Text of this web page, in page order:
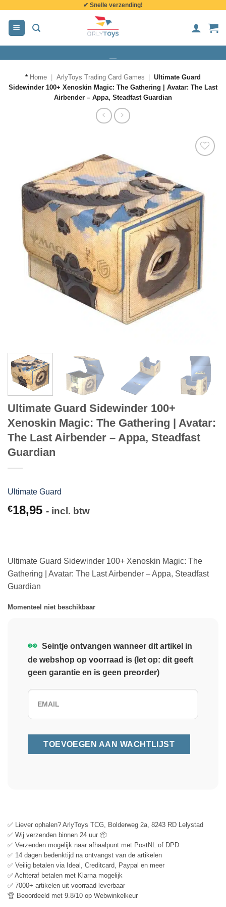
inhoud
✔ Snelle verzending!
* Home ArlyToys Trading Card Games
Ultimate Guard
Sidewinder 100+ Xenoskin Magic: The Gathering | Avatar: The Last
Airbender – Appa, Steadfast Guardian
Ultimate Guard Sidewinder 100+
Xenoskin Magic: The Gathering | Avatar:
The Last Airbender – Appa, Steadfast
Guardian
Ultimate Guard
€18,95 - incl. btw
Ultimate Guard Sidewinder 100+ Xenoskin Magic: The
Gathering | Avatar: The Last Airbender – Appa, Steadfast
Guardian
Momenteel niet beschikbaar
👀 Seintje ontvangen wanneer dit artikel in
de webshop op voorraad is (let op: dit geeft
geen garantie en is geen preorder)
✅ Liever ophalen? ArlyToys TCG, Bolderweg 2a, 8243 RD Lelystad
✅ Wij verzenden binnen 24 uur 📦
✅ Verzenden mogelijk naar afhaalpunt met PostNL of DPD
✅ 14 dagen bedenktijd na ontvangst van de artikelen
✅ Veilig betalen via Ideal, Creditcard, Paypal en meer
✅ Achteraf betalen met Klarna mogelijk
✅ 7000+ artikelen uit voorraad leverbaar
🏆 Beoordeeld met 9.8/10 op Webwinkelkeur